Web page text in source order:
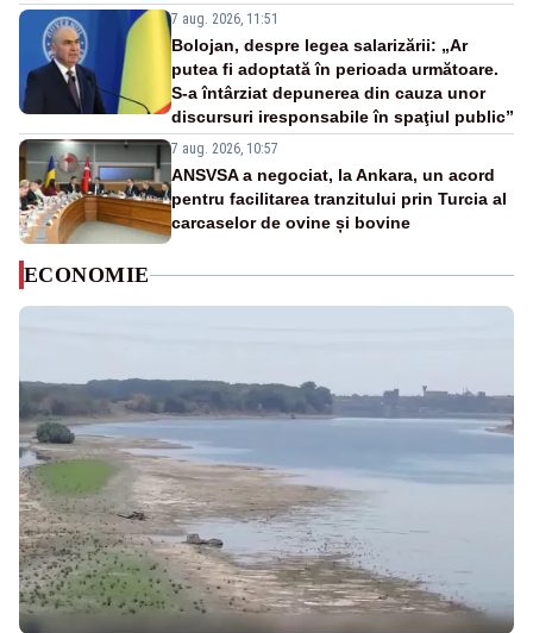
7 aug. 2026, 11:51
Bolojan, despre legea salarizării: „Ar
putea fi adoptată în perioada următoare.
S-a întârziat depunerea din cauza unor
discursuri iresponsabile în spaţiul public”
7 aug. 2026, 10:57
ANSVSA a negociat, la Ankara, un acord
pentru facilitarea tranzitului prin Turcia al
carcaselor de ovine și bovine
ECONOMIE